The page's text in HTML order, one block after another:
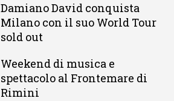
Damiano David conquista
Milano con il suo World Tour
sold out
Weekend di musica e
spettacolo al Frontemare di
Rimini